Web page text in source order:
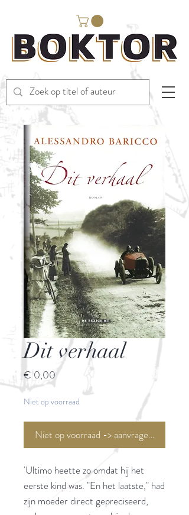
Dit verhaal
€ 0,00Prijs
Niet op voorraad
Niet op voorraad -> aanvragen <-
'Ultimo heette zo omdat hij het
eerste kind was. "En het laatste," had
zijn moeder direct gepreciseerd,